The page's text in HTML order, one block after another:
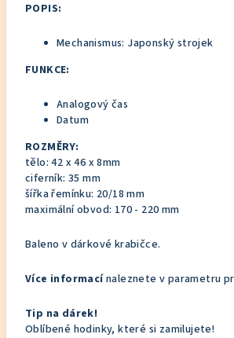
POPIS:
Mechanismus: Japonský strojek
FUNKCE:
Analogový čas
Datum
ROZMĚRY:
tělo:42 x 46 x 8mm
ciferník: 35 mm
šířka řemínku: 20/18 mm
maximální obvod: 170 - 220 mm
Baleno v dárkové krabičce.
Více informacínaleznete v parametru
Tip na dárek!
Oblíbené hodinky, které si zamilujete!